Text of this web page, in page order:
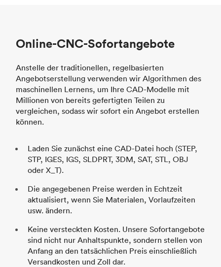
Online-CNC-Sofortangebote
Anstelle der traditionellen, regelbasierten
Angebotserstellung verwenden wir Algorithmen des
maschinellen Lernens, um Ihre CAD-Modelle mit
Millionen von bereits gefertigten Teilen zu
vergleichen, sodass wir sofort ein Angebot erstellen
können.
Laden Sie zunächst eine CAD-Datei hoch (STEP,
STP, IGES, IGS, SLDPRT, 3DM, SAT, STL, OBJ
oder X_T).
Die angegebenen Preise werden in Echtzeit
aktualisiert, wenn Sie Materialen, Vorlaufzeiten
usw. ändern.
Keine versteckten Kosten. Unsere Sofortangebote
sind nicht nur Anhaltspunkte, sondern stellen von
Anfang an den tatsächlichen Preis einschließlich
Versandkosten und Zoll dar.